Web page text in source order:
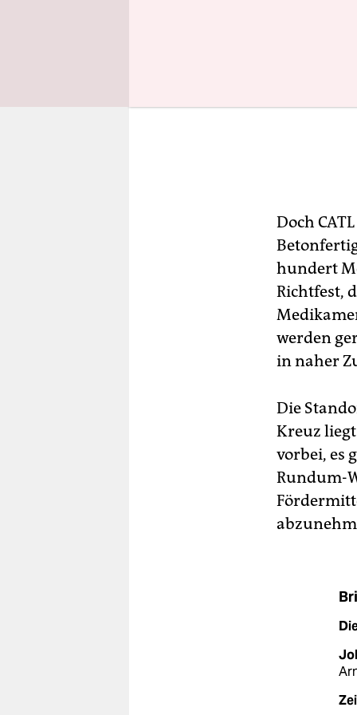
Doch
hundert
Richtfest,
werden
in naher
Die
Kreuz
vorbei, es
Rundum-